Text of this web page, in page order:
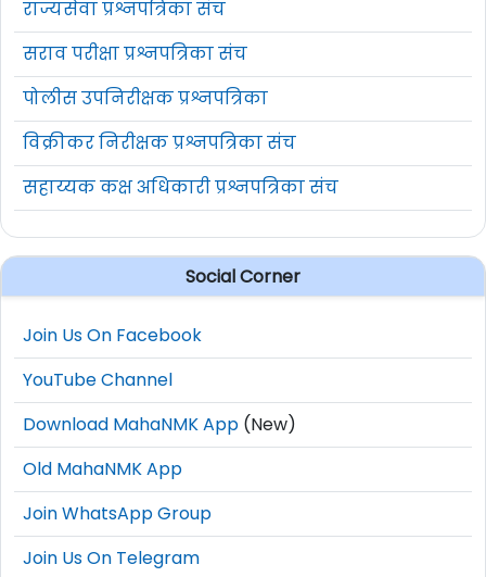
राज्यसेवा प्रश्नपत्रिका संच
सराव परीक्षा प्रश्नपत्रिका संच
पोलीस उपनिरीक्षक प्रश्नपत्रिका
विक्रीकर निरीक्षक प्रश्नपत्रिका संच
सहाय्यक कक्ष अधिकारी प्रश्नपत्रिका संच
Social Corner
Join Us On Facebook
YouTube Channel
Download MahaNMK App (New)
Old MahaNMK App
Join WhatsApp Group
Join Us On Telegram